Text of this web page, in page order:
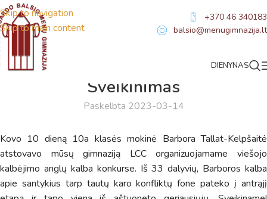
Skip to navigation
Skip to main content
+370 46 340183
balsio@menugimnazija.lt
DIENYNAS
Sveikinimas
Paskelbta 2023-03-14
Kovo 10 dieną 10a klasės mokinė Barbora Tallat-Kelpšaitė
atstovavo mūsų gimnaziją LCC organizuojamame viešojo
kalbėjimo anglų kalba konkurse. Iš 33 dalyvių, Barboros kalba
apie santykius tarp tautų karo konfliktų fone pateko į antrąjį